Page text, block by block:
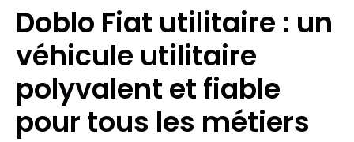
Doblo Fiat utilitaire : un
véhicule utilitaire
polyvalent et fiable
pour tous les métiers